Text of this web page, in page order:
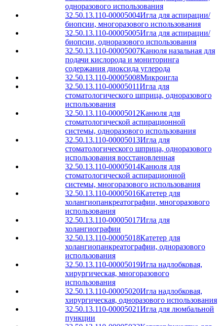
одноразового использования
32.50.13.110-00005004Игла для аспирации/
биопсии, многоразового использования
32.50.13.110-00005005Игла для аспирации/
биопсии, одноразового использования
32.50.13.110-00005007Канюля назальная для
подачи кислорода и мониторинга
содержания диоксида углерода
32.50.13.110-00005008Микроигла
32.50.13.110-00005011Игла для
стоматологического шприца, одноразового
использования
32.50.13.110-00005012Канюля для
стоматологической аспирационной
системы, одноразового использования
32.50.13.110-00005013Игла для
стоматологического шприца, одноразового
использования восстановленная
32.50.13.110-00005014Канюля для
стоматологической аспирационной
системы, многоразового использования
32.50.13.110-00005016Катетер для
холангиопанкреатографии, многоразового
использования
32.50.13.110-00005017Игла для
холангиографии
32.50.13.110-00005018Катетер для
холангиопанкреатографии, одноразового
использования
32.50.13.110-00005019Игла надлобковая,
хирургическая, многоразового
использования
32.50.13.110-00005020Игла надлобковая,
хирургическая, одноразового использования
32.50.13.110-00005021Игла для люмбальной
пункции